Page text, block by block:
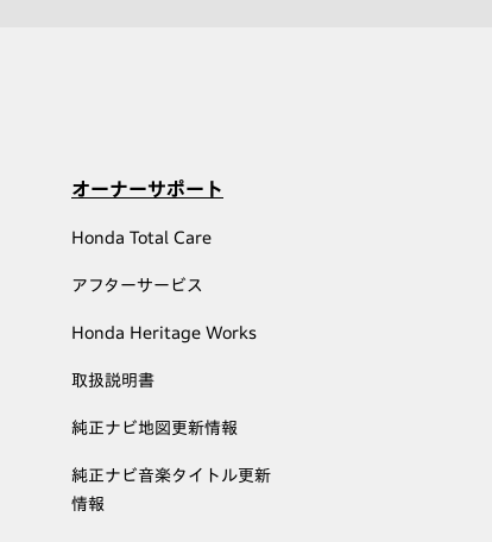
オーナーサポート
Honda Total Care
アフターサービス
Honda Heritage Works
取扱説明書
純正ナビ地図更新情報
純正ナビ音楽タイトル更新
情報